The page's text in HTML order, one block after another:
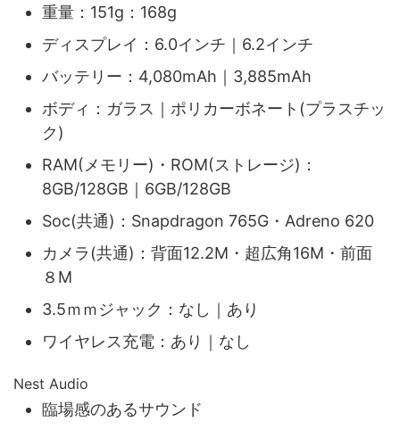
重量：151g：168g
ディスプレイ：6.0インチ｜6.2インチ
バッテリー：4,080mAh｜3,885mAh
ボディ：ガラス｜ポリカーボネート(プラスチッ
ク)
RAM(メモリー)・ROM(ストレージ)：
8GB/128GB｜6GB/128GB
Soc(共通)：Snapdragon 765G・Adreno 620
カメラ(共通)：背面12.2M・超広角16M・前面
８M
3.5ｍｍジャック：なし｜あり
ワイヤレス充電：あり｜なし
Nest Audio
臨場感のあるサウンド